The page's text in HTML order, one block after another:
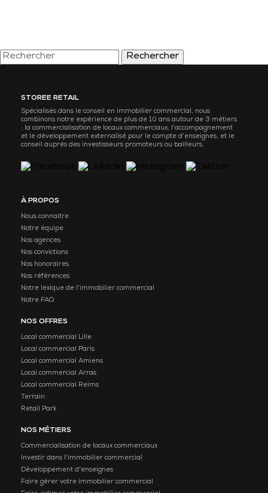
Rechercher
STOREE RETAIL
Spécialisés dans le conseil en immobilier commercial, nous
combinons notre expérience de plus de 10 ans autour de 3 métiers
: la commercialisation de locaux commerciaux, l’accompagnement
et le développement externalisé pour le compte d’enseignes, et le
conseil auprès des investisseurs promoteurs ou bailleurs.
À PROPOS
Nous connaitre
Notre équipe
Nos agences
Nos convictions
Nos honoraires
Nos références
Notre lexique de l'immobilier commercial
Notre FAQ
NOS OFFRES
Local commercial Lille
Local commercial Paris
Local commercial Amiens
Local commercial Arras
Local commercial Reims
Terrain
Retail Park
NOS MÉTIERS
Commercialisation de locaux commerciaux
Investir dans l'immobilier commercial
Développement d'enseignes
Faire gérer votre immobilier commercial